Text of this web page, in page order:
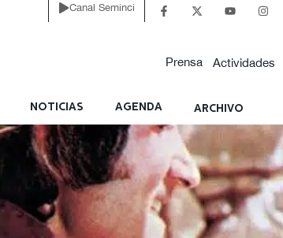
Canal Seminci
Prensa Actividades
NOTICIAS AGENDA ARCHIVO